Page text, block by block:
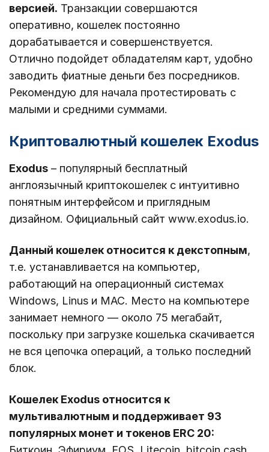
версией. Транзакции совершаются
оперативно, кошелек постоянно
дорабатывается и совершенствуется.
Отлично подойдет обладателям карт, удобно
заводить фиатные деньги без посредников.
Рекомендую для начала протестировать с
малыми и средними суммами.
Криптовалютный кошелек Exodus
Exodus – популярный бесплатный
англоязычный криптокошелек с интуитивно
понятным интерфейсом и приглядным
дизайном. Официальный сайт www.exodus.io.
Данный кошелек относится к декстопным,
т.е. устанавливается на компьютер,
работающий на операционный системах
Windows, Linus и MAC. Место на компьютере
занимает немного — около 75 мегабайт,
поскольку при загрузке кошелька скачивается
не вся цепочка операций, а только последний
блок.
Кошелек Exodus относится к
мультивалютным и поддерживает 93
популярных монет и токенов ERC 20: